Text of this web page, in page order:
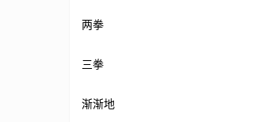
两拳
三拳
渐渐地